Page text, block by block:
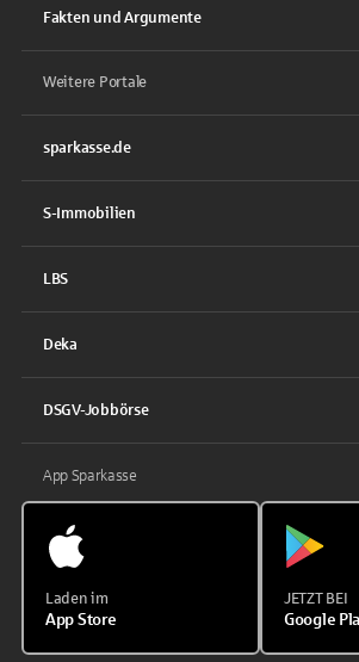
Fakten und Argumente
Weitere Portale
sparkasse.de
S-Immobilien
LBS
Deka
DSGV-Jobbörse
App Sparkasse
Laden im
App Store
JETZT BEI
Google